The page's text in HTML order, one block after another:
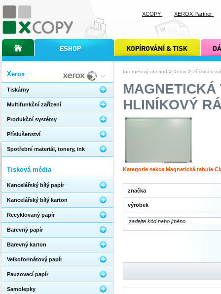
Internetový obchod » Xerox » Příslušenství
HLINÍKOVÝ
Kategorie sekce Magnetická tabule
značka
výrobek
Xerox
Tiskárny
Multifunkční zařízení
Produkční systémy
Příslušenství
Spotřební materiál, tonery, ink
Tisková média
Kancelářský bílý papír
Kancelářský bílý karton
Recyklovaný papír
Barevný papír
Barevný karton
Velkoformátový papír
Pauzovací papír
Samolepky
úvodní stránka xcopyinternetový obchod xcopy kopírování a tisk xcopy dárkové
XCOPY XEROX Partner